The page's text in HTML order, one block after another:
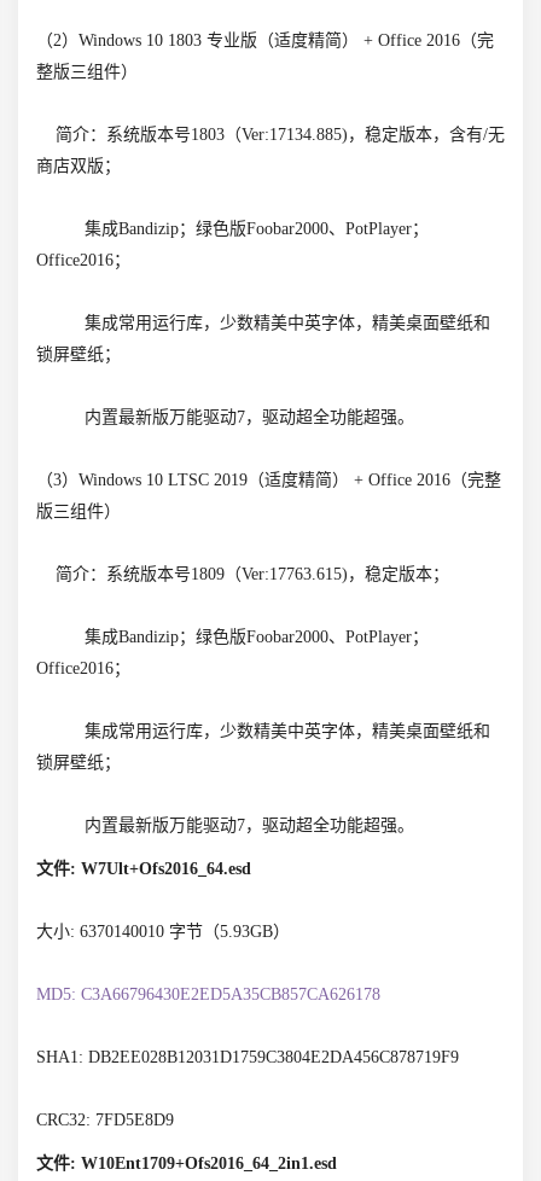
（2）Windows 10 1803 专业版（适度精简） + Office 2016（完
整版三组件）
简介：系统版本号1803（Ver:17134.885)，稳定版本，含有/无
商店双版；
集成Bandizip；绿色版Foobar2000、PotPlayer；
Office2016；
集成常用运行库，少数精美中英字体，精美桌面壁纸和
锁屏壁纸；
内置最新版万能驱动7，驱动超全功能超强。
（3）Windows 10 LTSC 2019（适度精简） + Office 2016（完整
版三组件）
简介：系统版本号1809（Ver:17763.615)，稳定版本；
集成Bandizip；绿色版Foobar2000、PotPlayer；
Office2016；
集成常用运行库，少数精美中英字体，精美桌面壁纸和
锁屏壁纸；
内置最新版万能驱动7，驱动超全功能超强。
文件: W7Ult+Ofs2016_64.esd
大小: 6370140010 字节（5.93GB）
MD5: C3A66796430E2ED5A35CB857CA626178
SHA1: DB2EE028B12031D1759C3804E2DA456C878719F9
CRC32: 7FD5E8D9
文件: W10Ent1709+Ofs2016_64_2in1.esd